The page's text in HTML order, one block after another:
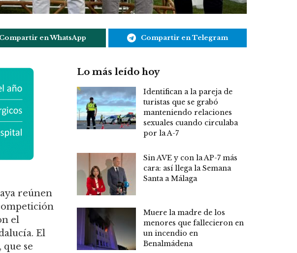
Compartir en WhatsApp Compartir en Telegram
reúnen
el
El
se
Lo más leído hoy
Identifican a la pareja de
turistas que se grabó
manteniendo relaciones
sexuales cuando circulaba
por la A-7
Sin AVE y con la AP-7 más
cara: así llega la Semana
Santa a Málaga
Muere la madre de los
menores que fallecieron en
un incendio en
Benalmádena